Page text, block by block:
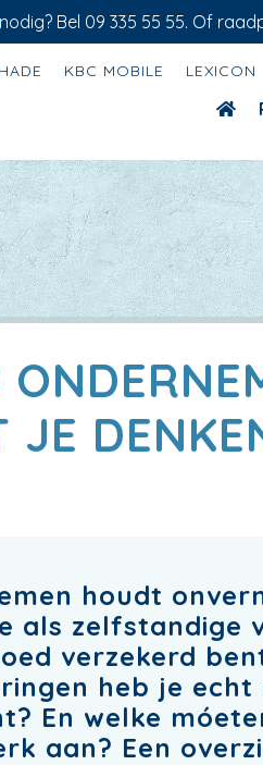
Bel 09 335 55 55. Of
KBC MOBILE LEXICON
JE
houdt
als zelfstandige
verzekerd
heb je
En welke
aan? Een